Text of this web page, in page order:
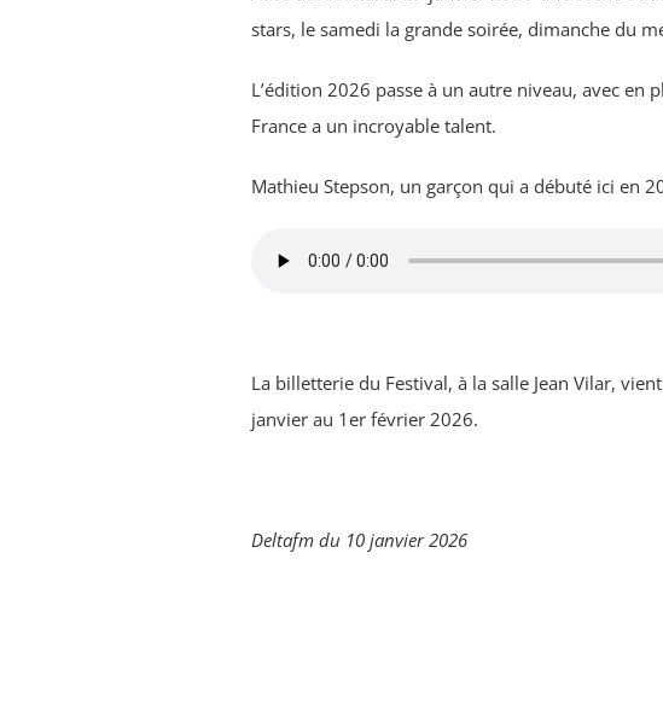
stars, le samedi la grande soirée, dimanche du
L’édition 2026 passe à un autre niveau, avec en
France a un incroyable talent.
Mathieu Stepson, un garçon qui a débuté ici en
La billetterie du Festival, à la salle Jean Vilar,
janvier au 1er février 2026.
Deltafm du 10 janvier 2026